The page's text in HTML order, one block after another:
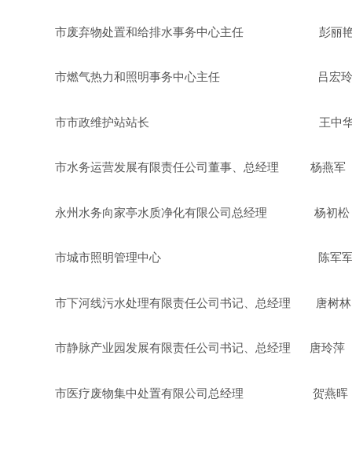
市废弃物处置和给排水事务中心主任 彭丽
市燃气热力和照明事务中心主任 吕宏玲
市市政维护站站长 王中
市水务运营发展有限责任公司董事、总经理 杨燕军
永州水务向家亭水质净化有限公司总经理 杨初松
市城市照明管理中心 陈军
市下河线污水处理有限责任公司书记、总经理 唐树林
市静脉产业园发展有限责任公司书记、总经理 唐玲萍
市医疗废物集中处置有限公司总经理 贺燕晖